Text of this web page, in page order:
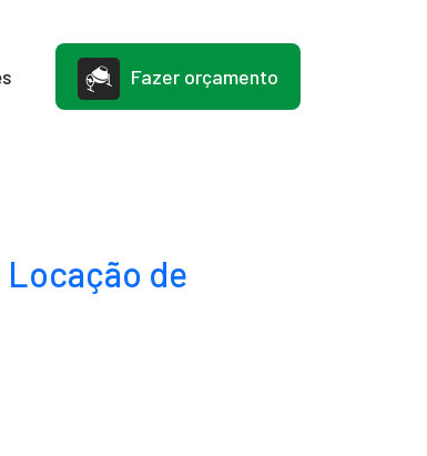
Fazer orçamento
de